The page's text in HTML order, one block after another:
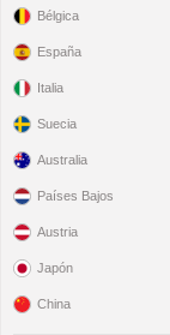
Bélgica
España
Italia
Suecia
Australia
Países Bajos
Austria
Japón
China